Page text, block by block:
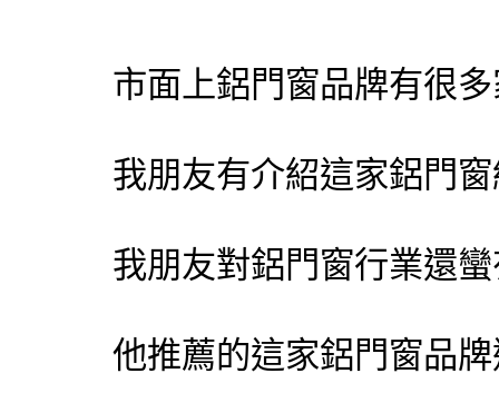
市面上鋁門窗品牌有很
我朋友有介紹這家鋁門
我朋友對鋁門窗行業還
他推薦的這家鋁門窗品